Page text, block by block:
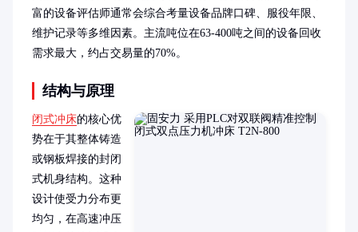
富的设备评估师通常会综合考量设备品牌口碑、服役年限、
维护记录等多维因素。主流吨位在63-400吨之间的设备回收
需求最大，约占交易量的70%。
结构与原理
闭式冲床的核心优
势在于其整体铸造
或钢板焊接的封闭
式机身结构。这种
设计使受力分布更
均匀，在高速冲压